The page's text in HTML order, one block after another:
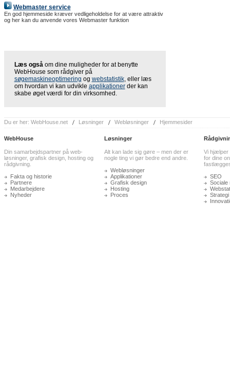
Webmaster service
En god hjemmeside kræver vedligeholdelse for at være attraktiv
og her kan du anvende vores Webmaster funktion
Læs også om dine muligheder for at benytte
WebHouse som rådgiver på
søgemaskineoptimering og webstatistik, eller læs
om hvordan vi kan udvikle applikationerder kan
skabe øget værdi for din virksomhed.
Du er her: WebHouse.net Løsninger Webløsninger Hjemmesider
WebHouse
Din samarbejdspartner på web-
løsninger, grafisk design, hosting og
rådgivning.
Fakta og historie
Partnere
Medarbejdere
Nyheder
Løsninger
Alt kan lade sig gøre – men der er
nogle ting vi gør bedre end andre.
Webløsninger
Applikationer
Grafisk design
Hosting
Proces
Vi hjælper
for dine
SEO
Sociale
Strategi